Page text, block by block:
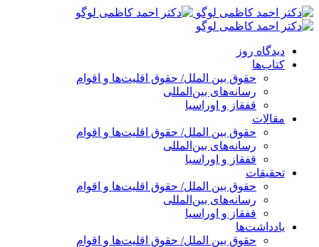
پرش
به
دیدگاه روز
کتاب‌ها
حقوق بین الملل/ حقوق اقلیت‌ها و اقوام
رسانه‌های بین‌المللی
قفقاز و اوراسیا
مقالات
حقوق بین الملل/ حقوق اقلیت‌ها و اقوام
رسانه‌های بین‌المللی
قفقاز و اوراسیا
تحقیقات
حقوق بین الملل/ حقوق اقلیت‌ها و اقوام
رسانه‌های بین‌المللی
قفقاز و اوراسیا
یادداشت‌ها
حقوق بین الملل/ حقوق اقلیت‌ها و اقوام